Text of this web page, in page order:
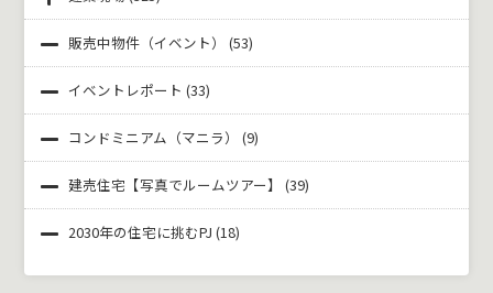
販売中物件（イベント） (53)
イベントレポート (33)
コンドミニアム（マニラ） (9)
建売住宅【写真でルームツアー】 (39)
2030年の住宅に挑むPJ (18)